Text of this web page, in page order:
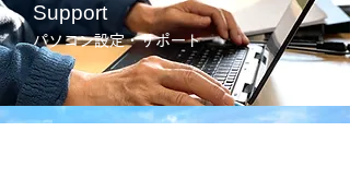
Support
パソコン設定・サポート